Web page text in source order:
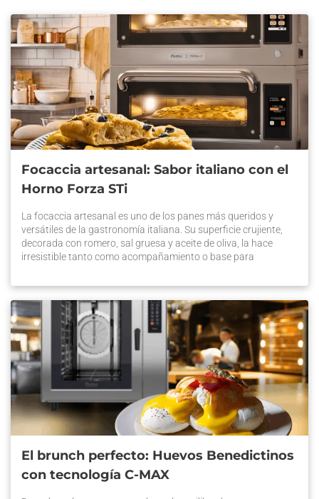
Focaccia artesanal: Sabor italiano con el
Horno Forza STi
La focaccia artesanal es uno de los panes más queridos y
versátiles de la gastronomía italiana. Su superficie crujiente,
decorada con romero, sal gruesa y aceite de oliva, la hace
irresistible tanto como acompañamiento o base para
panificación en Chile, ofrecer este producto con alta calidad
Horno Forza STi se publicó primero en Prática Chile.
El brunch perfecto: Huevos Benedictinos
con tecnología C-MAX